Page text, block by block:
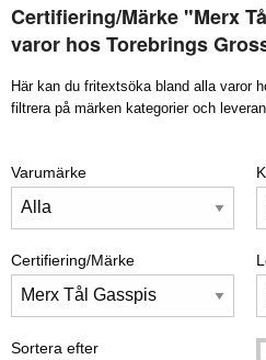
Certifiering/Märke "Merx
varor hos Torebrings
Här kan du fritextsöka bland alla varor
filtrera på märken kategorier och
Varumärke
Certifiering/Märke
Sortera efter